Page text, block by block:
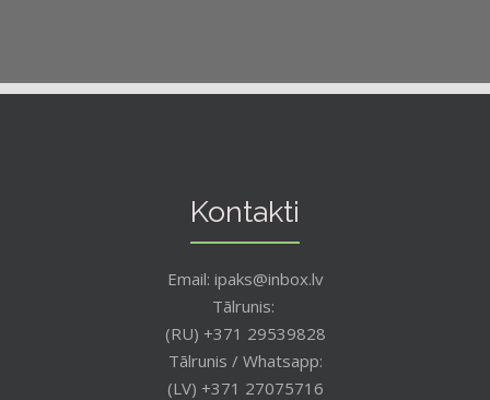
Kontakti
Email: ipaks@inbox.lv
Tālrunis:
(RU) +371 29539828
Tālrunis / Whatsapp:
(LV) +371 27075716